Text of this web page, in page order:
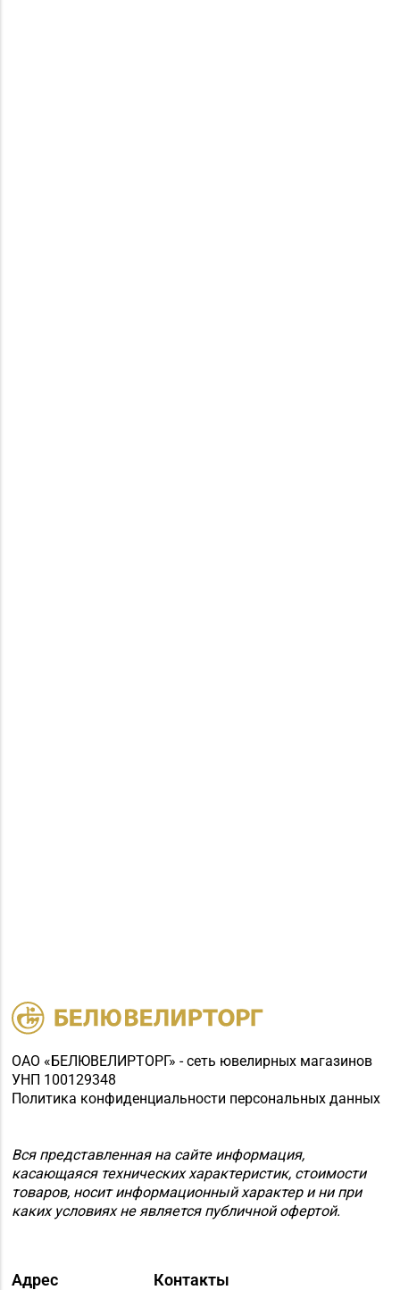
ОАО «БЕЛЮВЕЛИРТОРГ» - сеть ювелирных магазинов
УНП 100129348
Политика конфиденциальности персональных данных
Вся представленная на сайте информация,
касающаяся технических характеристик, стоимости
товаров, носит информационный характер и ни при
каких условиях не является публичной офертой.
Адрес Контакты